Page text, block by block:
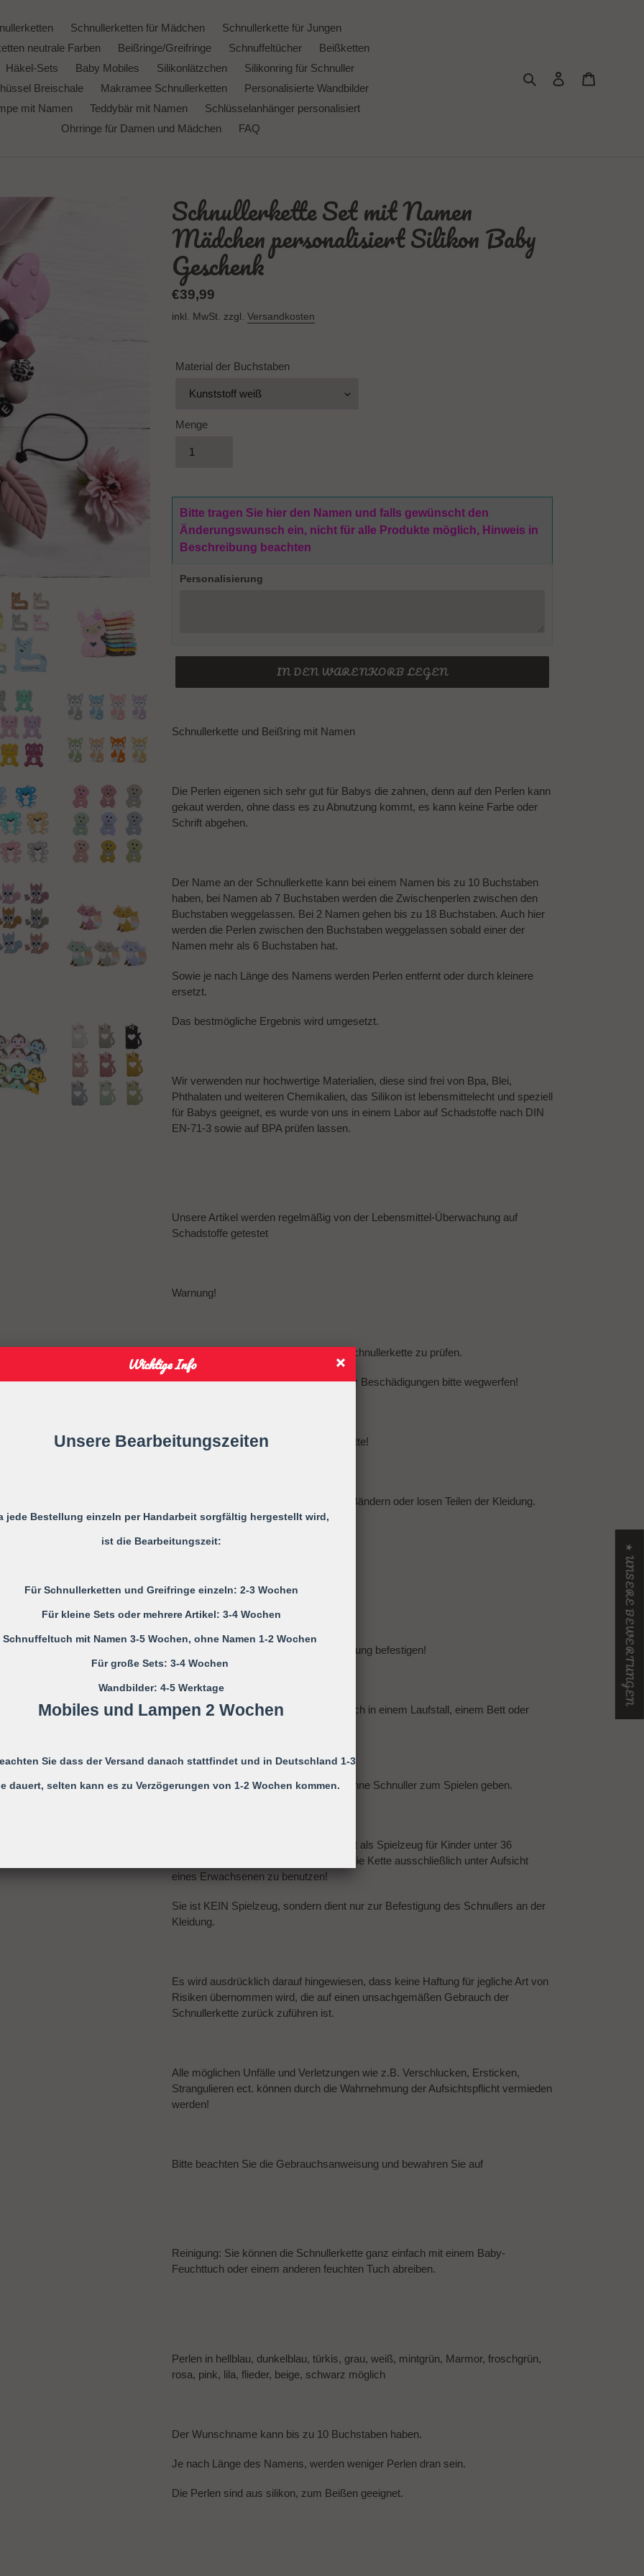
Schnullerketten für Mädchen
Schnullerkette für Jungen
neutrale Farben
Beißringe/Greifringe Schnuffeltücher
Beißketten
Häkel-Sets
Baby Mobiles Silikonlätzchen
Silikonring für Schnuller
Breischale
Makramee Schnullerketten
Personalisierte Wandbilder
mit Namen
Teddybär mit Namen
Schlüsselanhänger personalisiert
Ohrringe für Damen und Mädchen
FAQ
Suchen Einloggen
Schnullerkette Set mit Namen
Mädchen personalisiert Silikon Baby
Geschenk
Normaler
Preis
€39,99
inkl. MwSt. zzgl. Versandkosten
Material der Buchstaben
Menge
Bitte tragen Sie hier den Namen und falls gewünscht den
Änderungswunsch ein, nicht für alle Produkte möglich, Hinweis in
Beschreibung beachten
Personalisierung
IN DEN WARENKORB LEGEN
wird
Schnullerkette und Beißring mit Namen
Die Perlen eigenen sich sehr gut für Babys die zahnen, denn auf den Perlen kann
gekaut werden, ohne dass es zu Abnutzung kommt, es kann keine Farbe oder
Schrift abgehen.
Der Name an der Schnullerkette kann bei einem Namen bis zu 10 Buchstaben
haben, bei Namen ab 7 Buchstaben werden die Zwischenperlen zwischen den
Buchstaben weggelassen. Bei 2 Namen gehen bis zu 18 Buchstaben. Auch hier
werden die Perlen zwischen den Buchstaben weggelassen sobald einer der
Namen mehr als 6 Buchstaben hat.
Sowie je nach Länge des Namens werden Perlen entfernt oder durch kleinere
ersetzt.
Das bestmögliche Ergebnis wird umgesetzt.
Wir verwenden nur hochwertige Materialien, diese sind frei von Bpa, Blei,
Phthalaten und weiteren Chemikalien, das Silikon ist lebensmittelecht und speziell
für Babys geeignet, es wurde von uns in einem Labor auf Schadstoffe nach DIN
EN-71-3 sowie auf BPA prüfen lassen.
Unsere Artikel werden regelmäßig von der Lebensmittel-Überwachung auf
Schadstoffe getestet
Warnung!
Vor jedem Gebrauch ist die gesamte Schnullerkette zu prüfen.
Bei ersten Anzeichen von Mängeln oder Beschädigungen bitte wegwerfen!
Verlängern Sie niemals die Schnullerkette!
Befestigen Sie sie niemals an Gurten, Bändern oder losen Teilen der Kleidung.
Gebrauchsanweisung
Bitte die Schnullerkette nur an der Kleidung befestigen!
Nicht verwenden, wenn der Säugling sich in einem Laufstall, einem Bett oder
Niemals die Schnullerkette dem Kind ohne Schnuller zum Spielen geben.
Die Schnullerkette darf nicht unbefestigt als Spielzeug für Kinder unter 36
Monaten verwendet werden, daher ist die Kette ausschließlich unter Aufsicht
eines Erwachsenen zu benutzen!
Sie ist KEIN Spielzeug, sondern dient nur zur Befestigung des Schnullers an der
Kleidung.
Es wird ausdrücklich darauf hingewiesen, dass keine Haftung für jegliche Art von
Risiken übernommen wird, die auf einen unsachgemäßen Gebrauch der
Schnullerkette zurück zuführen ist.
Alle möglichen Unfälle und Verletzungen wie z.B. Verschlucken, Ersticken,
Strangulieren ect. können durch die Wahrnehmung der Aufsichtspflicht vermieden
werden!
Bitte beachten Sie die Gebrauchsanweisung und bewahren Sie auf
Reinigung: Sie können die Schnullerkette ganz einfach mit einem Baby-
Feuchttuch oder einem anderen feuchten Tuch abreiben.
Perlen in hellblau, dunkelblau, türkis, grau, weiß, mintgrün, Marmor, froschgrün,
rosa, pink, lila, flieder, beige, schwarz möglich
Der Wunschname kann bis zu 10 Buchstaben haben.
Je nach Länge des Namens, werden weniger Perlen dran sein.
Die Perlen sind aus silikon, zum Beißen geeignet.
★ UNSERE BEWERTUNGEN
Wichtige Info
Unsere Bearbeitungszeiten
jede Bestellung einzeln per Handarbeit sorgfältig hergestellt wird,
ist die Bearbeitungszeit:
Für Schnullerketten und Greifringe einzeln: 2-3 Wochen
Für kleine Sets oder mehrere Artikel: 3-4 Wochen
Schnuffeltuch mit Namen 3-5 Wochen, ohne Namen 1-2 Wochen
Für große Sets: 3-4 Wochen
Wandbilder: 4-5 Werktage
Mobiles und Lampen 2 Wochen
Sie dass der Versand danach stattfindet und in Deutschland 1-3
dauert, selten kann es zu Verzögerungen von 1-2 Wochen kommen.